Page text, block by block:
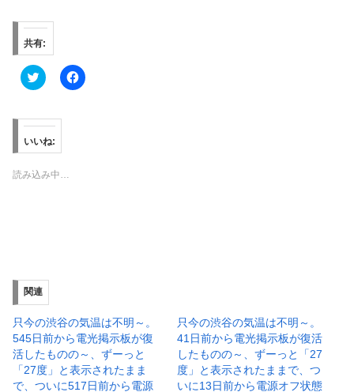
共有:
ク
リ
し
て
T
w
i
t
ウ
ィ
ン
ウ
で
開
き
ま
す
)
F
a
い
(
新
し
い
ウ
ィ
いいね:
読み込み中…
関連
只今の渋谷の気温は不明～。
545日前から電光掲示板が復
活したものの～、ずーっと
「27度」と表示されたまま
で、ついに517日前から電源
只今の渋谷の気温は不明～。
41日前から電光掲示板が復活
したものの～、ずーっと「27
度」と表示されたままで、つ
いに13日前から電源オフ状態